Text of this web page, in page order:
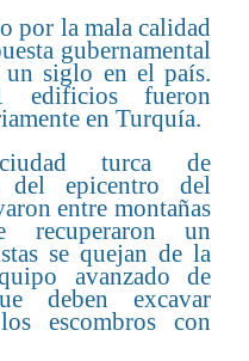
por la mala calidad
gubernamental
un siglo en el país.
fueron
en Turquía.
turca de
del epicentro del
entre montañas
recuperaron un
se quejan de la
avanzado de
deben excavar
escombros con